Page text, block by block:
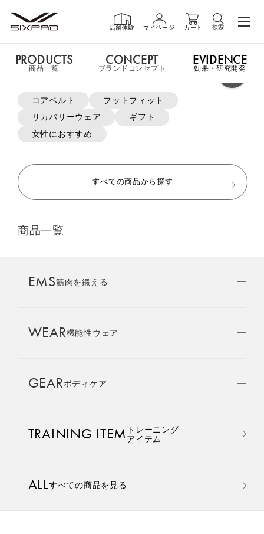
店舗体験 マイページ カート 検索
PRODUCTS商品一覧
GIFT ギフト
LIVE SHOPPING
AMBASSADOR
SIXPAD APP
COLUMN
LARGE ORDER⼤⼝注⽂窓⼝
MULTI EMS
よく検索されているキーワード
コアベルト
フットフィット
リカバリーウェア
ギフト
女性におすすめ
すべての商品から探す
商品一覧
EMS筋肉を鍛える
WEAR機能性ウェア
GEARボディケア
TRAINING ITEM トレーニング
アイテム
ALLすべての商品を見る
PRODUCTS
商品一覧
CONCEPT
ブランドコンセプト
EVIDENCE
効果・研究開発
申し訳ございません。この商品には詳細情報がありません。
おすすめ商品・新商品はこちら
手軽に、パワフルに、進化。